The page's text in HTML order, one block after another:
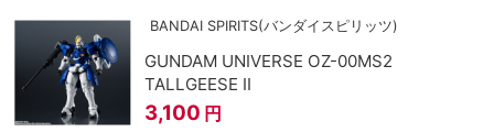
BANDAI SPIRITS(バンダイスピリッツ)
GUNDAM UNIVERSE OZ-00MS2
TALLGEESE Ⅱ
3,100 円